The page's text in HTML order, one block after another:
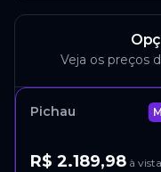
Veja os preços
Pichau
R$ 2.189,98 à vista